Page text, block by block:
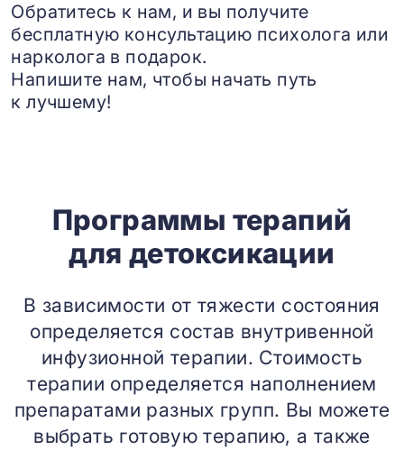
Обратитесь к нам, и вы получите
бесплатную консультацию психолога или
нарколога в подарок.
Напишите нам, чтобы начать путь
к лучшему!
Программы терапий
для детоксикации
В зависимости от тяжести состояния
определяется состав внутривенной
инфузионной терапии. Стоимость
терапии определяется наполнением
препаратами разных групп. Вы можете
выбрать готовую терапию, а также